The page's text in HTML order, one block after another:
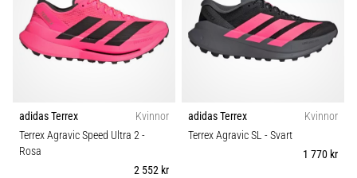
löpning
och
beeptest:
de
och
hur
Kategori
Färg
Typ av sko
adidas Terrex
Kvinnor
Terrex Agravic Speed Ultra 2-
Rosa
2 552 kr
adidas Terrex
Kvinnor
Terrex Agravic SL - Svart
1 770 kr